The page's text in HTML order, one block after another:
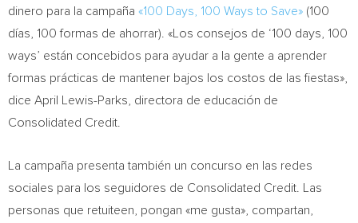
dinero para la campaña «100 Days, 100 Ways to Save» (100
días, 100 formas de ahorrar). «Los consejos de ‘100 days, 100
ways’ están concebidos para ayudar a la gente a aprender
formas prácticas de mantener bajos los costos de las fiestas»,
dice April Lewis-Parks , directora de educación de
Consolidated Credit.
La campaña presenta también un concurso en las redes
sociales para los seguidores de Consolidated Credit. Las
personas que retuiteen, pongan «me gusta», compartan,